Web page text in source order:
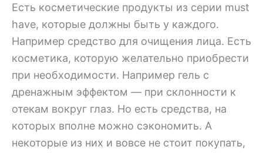
Есть косметические продукты из серии must
have, которые должны быть у каждого.
Например средство для очищения лица. Есть
косметика, которую желательно приобрести
при необходимости. Например гель с
дренажным эффектом — при склонности к
отекам вокруг глаз. Но есть средства, на
которых вполне можно сэкономить. А
некоторые из них и вовсе не стоит покупать,